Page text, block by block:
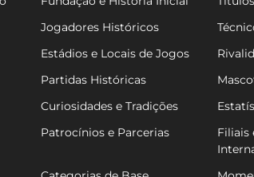
Jogadores Históricos
Estádios e Locais de Jogos
Partidas Históricas
Curiosidades e Tradições
Patrocínios e Parcerias
Filiais